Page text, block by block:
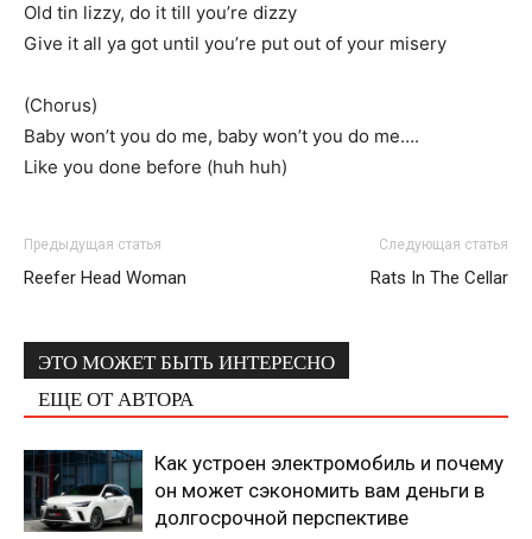
Old tin lizzy, do it till you’re dizzy
Give it all ya got until you’re put out of your misery
(Chorus)
Baby won’t you do me, baby won’t you do me….
Like you done before (huh huh)
Предыдущая статья
Reefer Head Woman
Следующая статья
Rats In The Cellar
ЭТО МОЖЕТ БЫТЬ ИНТЕРЕСНО
ЕЩЕ ОТ АВТОРА
Как устроен электромобиль и почему
он может сэкономить вам деньги в
долгосрочной перспективе